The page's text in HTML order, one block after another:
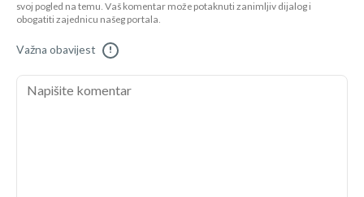
svoj pogled na temu. Vaš komentar može potaknuti zanimljiv dijalog i
obogatiti zajednicu našeg portala.
Važna obavijest !